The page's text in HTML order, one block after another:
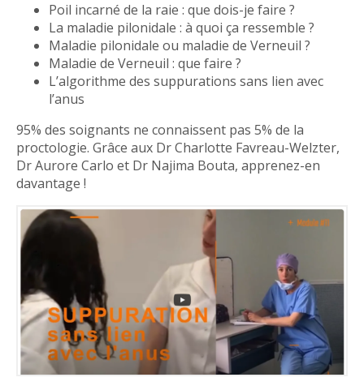
Poil incarné de la raie : que dois-je faire ?
La maladie pilonidale : à quoi ça ressemble ?
Maladie pilonidale ou maladie de Verneuil ?
Maladie de Verneuil : que faire ?
L’algorithme des suppurations sans lien avec
l’anus
95% des soignants ne connaissent pas 5% de la
proctologie. Grâce aux Dr Charlotte Favreau-Welzter,
Dr Aurore Carlo et Dr Najima Bouta, apprenez-en
davantage !